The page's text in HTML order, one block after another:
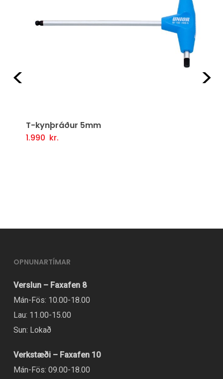
T-kynþráður 5mm
1.990 kr.
Setja Í Körfu
OPNUNARTÍMAR
Verslun – Faxafen 8
Mán-Fös: 10.00-18.00
Lau: 11.00-15.00
Sun: Lokað
Verkstæði – Faxafen 10
Mán-Fös: 09.00-18.00